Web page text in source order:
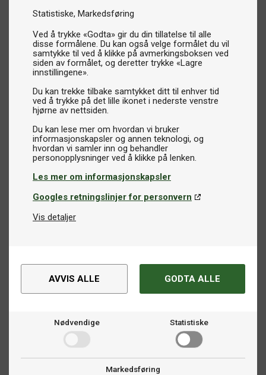
Statistiske Markedsføring
Ved å trykke «Godta» gir du din tillatelse til alle
disse formålene. Du kan også velge formålet du vil
samtykke til ved å klikke på avmerkingsboksen ved
siden av formålet, og deretter trykke «Lagre
innstillingene».
Du kan trekke tilbake samtykket ditt til enhver tid
ved å trykke på det lille ikonet i nederste venstre
hjørne av nettsiden.
Du kan lese mer om hvordan vi bruker
informasjonskapsler og annen teknologi, og
hvordan vi samler inn og behandler
Les mer om informasjonskapsler
Googles retningslinjer for personvern
Vis detaljer
AVVIS ALLE GODTA ALLE
Nødvendige Statistiske
Markedsføring